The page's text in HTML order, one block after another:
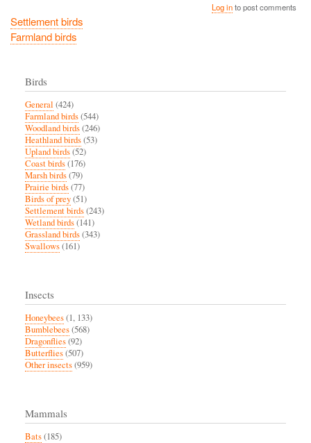
Log into post comments
Settlement birds
Farmland birds
Birds
General (424)
Farmland birds(544)
Woodland birds(246)
Heathland birds(53)
Upland birds(52)
Coast birds(176)
Marsh birds(79)
Prairie birds(77)
Birds of prey(51)
Settlement birds(243)
Wetland birds(141)
Grassland birds(343)
Swallows(161)
Insects
Honeybees(1, 133)
Bumblebees(568)
Dragonflies(92)
Butterflies(507)
Other insects(959)
Mammals
Bats(185)